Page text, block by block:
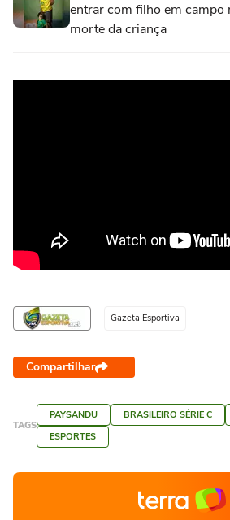
entrar com filho em campo
morte da criança
Gazeta Esportiva
Compartilhar
TAGS
PAYSANDU BRASILEIRO SÉRIE C
ESPORTES